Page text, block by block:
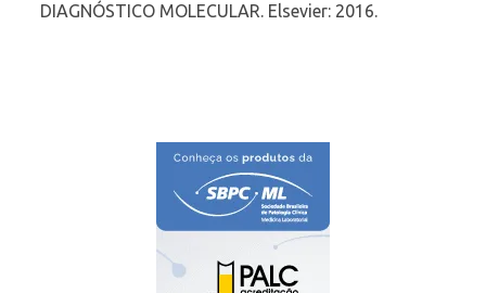
DIAGNÓSTICO MOLECULAR. Elsevier: 2016.